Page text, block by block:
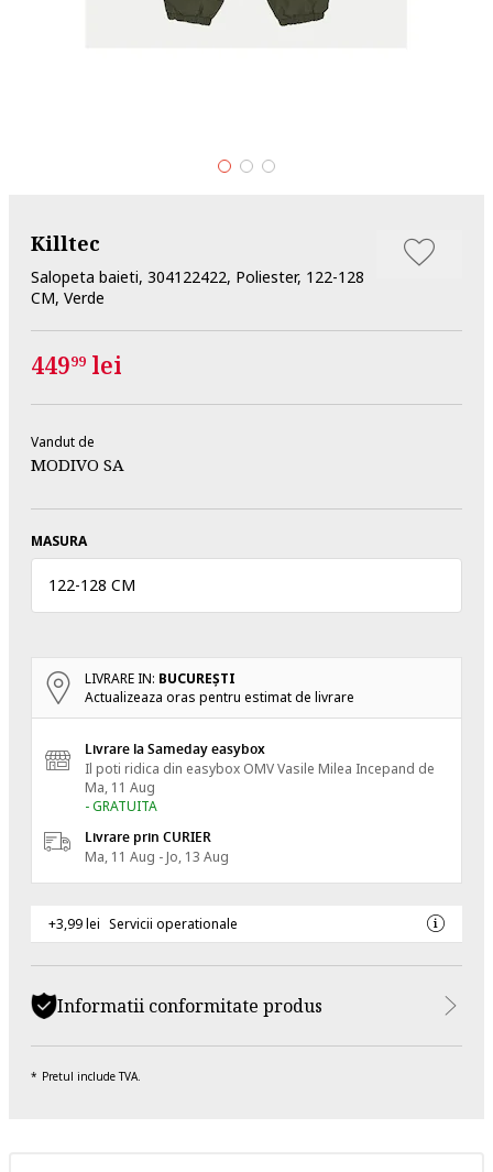
Killtec
Salopeta baieti, 304122422, Poliester, 122-128
CM, Verde
44999 lei
Vandut de
MODIVO SA
MASURA
122-128 CM
LIVRARE IN: BUCUREŞTI
Actualizeaza oras pentru estimat de livrare
Livrare la Sameday easybox
Il poti ridica din easybox OMV Vasile Milea Incepand de
Ma, 11 Aug
- GRATUITA
Livrare prin CURIER
Ma, 11 Aug - Jo, 13 Aug
+3,99 lei Servicii operationale
Informatii conformitate produs
Pretul include TVA.